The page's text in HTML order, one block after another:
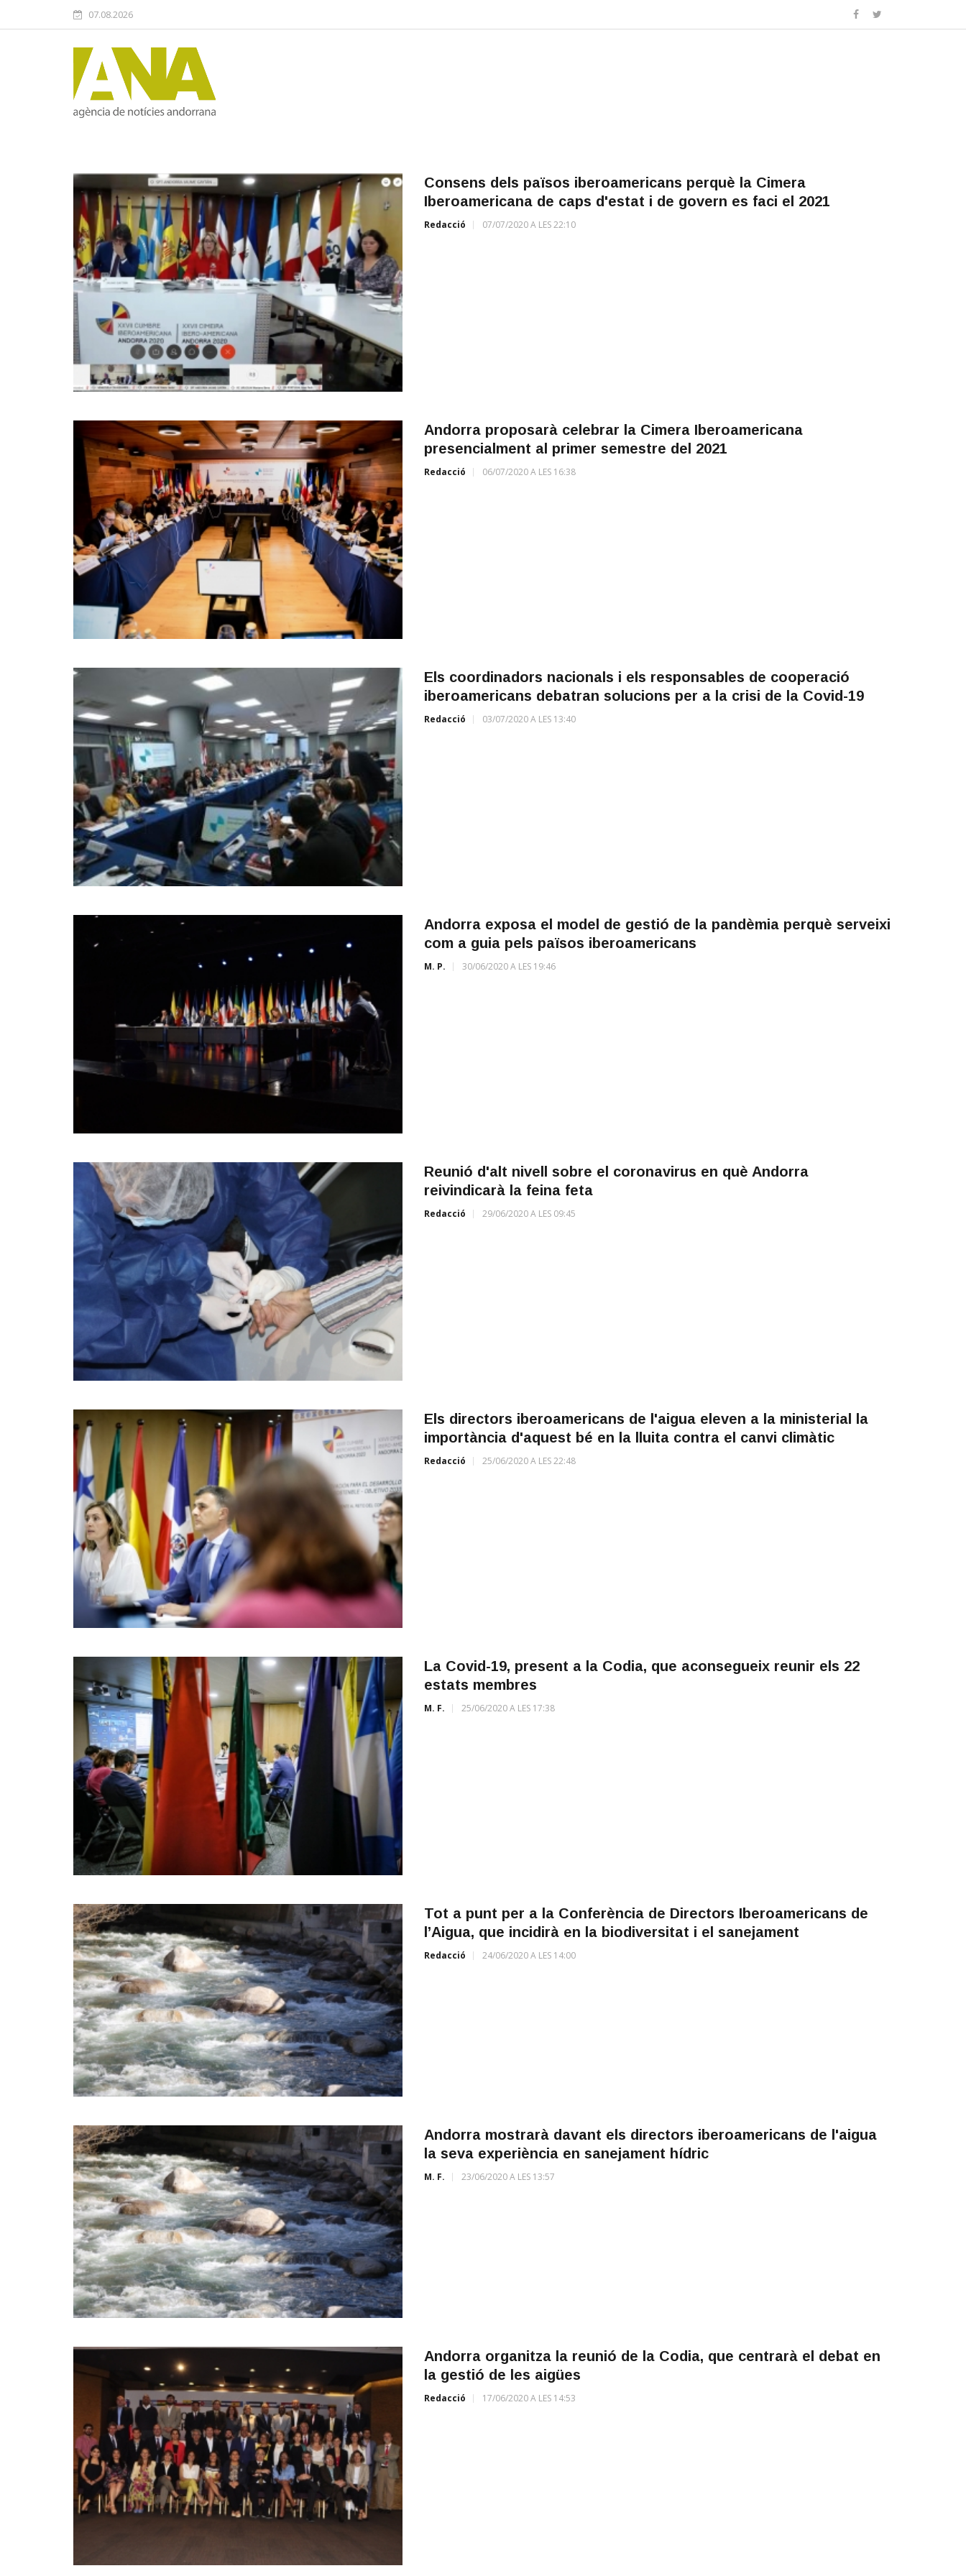
07.08.2026
Consens dels països iberoamericans perquè la Cimera
Iberoamericana de caps d'estat i de govern es faci el 2021
Redacció 07/07/2020 A LES 22:10
Andorra proposarà celebrar la Cimera Iberoamericana
presencialment al primer semestre del 2021
Redacció 06/07/2020 A LES 16:38
Els coordinadors nacionals i els responsables de cooperació
iberoamericans debatran solucions per a la crisi de la Covid-19
Redacció 03/07/2020 A LES 13:40
Andorra exposa el model de gestió de la pandèmia perquè serveixi
com a guia pels països iberoamericans
M. P. 30/06/2020 A LES 19:46
Reunió d'alt nivell sobre el coronavirus en què Andorra
reivindicarà la feina feta
Redacció 29/06/2020 A LES 09:45
Els directors iberoamericans de l'aigua eleven a la ministerial la
importància d'aquest bé en la lluita contra el canvi climàtic
Redacció 25/06/2020 A LES 22:48
La Covid-19, present a la Codia, que aconsegueix reunir els 22
estats membres
M. F. 25/06/2020 A LES 17:38
Tot a punt per a la Conferència de Directors Iberoamericans de
l’Aigua, que incidirà en la biodiversitat i el sanejament
Redacció 24/06/2020 A LES 14:00
Andorra mostrarà davant els directors iberoamericans de l'aigua
la seva experiència en sanejament hídric
M. F. 23/06/2020 A LES 13:57
Andorra organitza la reunió de la Codia, que centrarà el debat en
la gestió de les aigües
Redacció 17/06/2020 A LES 14:53